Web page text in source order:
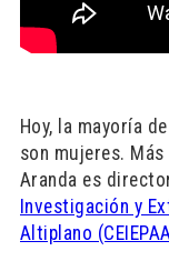
Hoy, la mayoría de
son mujeres.
Aranda es
Investigación y
Altiplano